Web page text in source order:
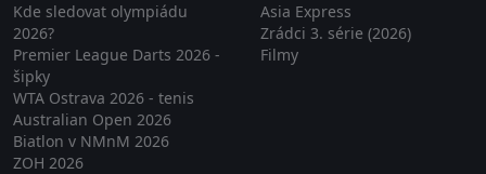
Kde sledovat olympiádu
2026?
Premier League Darts 2026 -
šipky
WTA Ostrava 2026 - tenis
Australian Open 2026
Biatlon v NMnM 2026
ZOH 2026
Asia Express
Zrádci 3. série (2026)
Filmy